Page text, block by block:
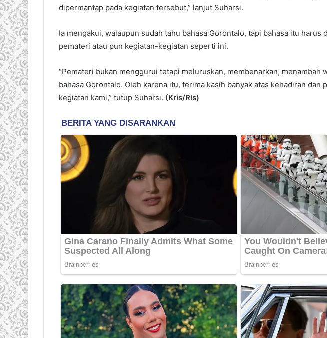
dipermantap pada kegiatan tersebut,” lanjut Suharsi.
Ia mengakui, walaupun sudah tahu bahasa Gorontalo, tapi bahasa itu harus
pemateri atau pun kegiatan-kegiatan seperti ini.
“Pemateri bukan menggurui tetapi meluruskan, membenarkan, menambah
bahasa Gorontalo. Oleh karena itu, terima kasih banyak atas kehadiran dan
kegiatan kami,” tutup Suharsi. (Kris/Rls)